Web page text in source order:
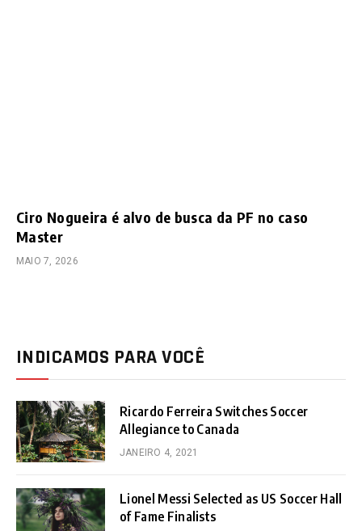
Ciro Nogueira é alvo de busca da PF no caso
Master
MAIO 7, 2026
INDICAMOS PARA VOCÊ
Ricardo Ferreira Switches Soccer
Allegiance to Canada
JANEIRO 4, 2021
Lionel Messi Selected as US Soccer Hall
of Fame Finalists